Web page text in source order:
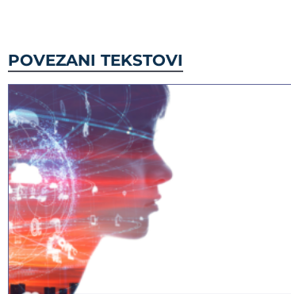
POVEZANI TEKSTOVI